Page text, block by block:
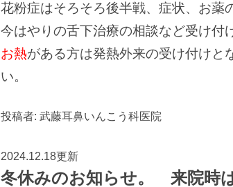
花粉症はそろそろ後半戦、症状、お薬
今はやりの舌下治療の相談など受け付
お熱がある方は発熱外来の受け付けと
い。
投稿者: 武藤耳鼻いんこう科医院
2024.12.18更新
冬休みのお知らせ。 来院時